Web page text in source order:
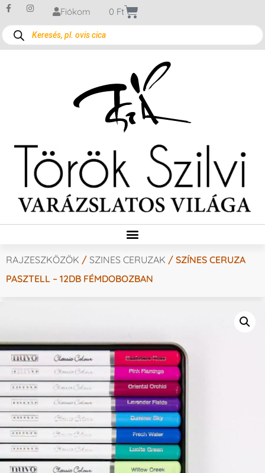
Fiókom 0 Ft
RAJZESZKÖZÖK / SZINES CERUZAK / SZÍNES CERUZA
PASZTELL – 12DB FÉMDOBOZBAN